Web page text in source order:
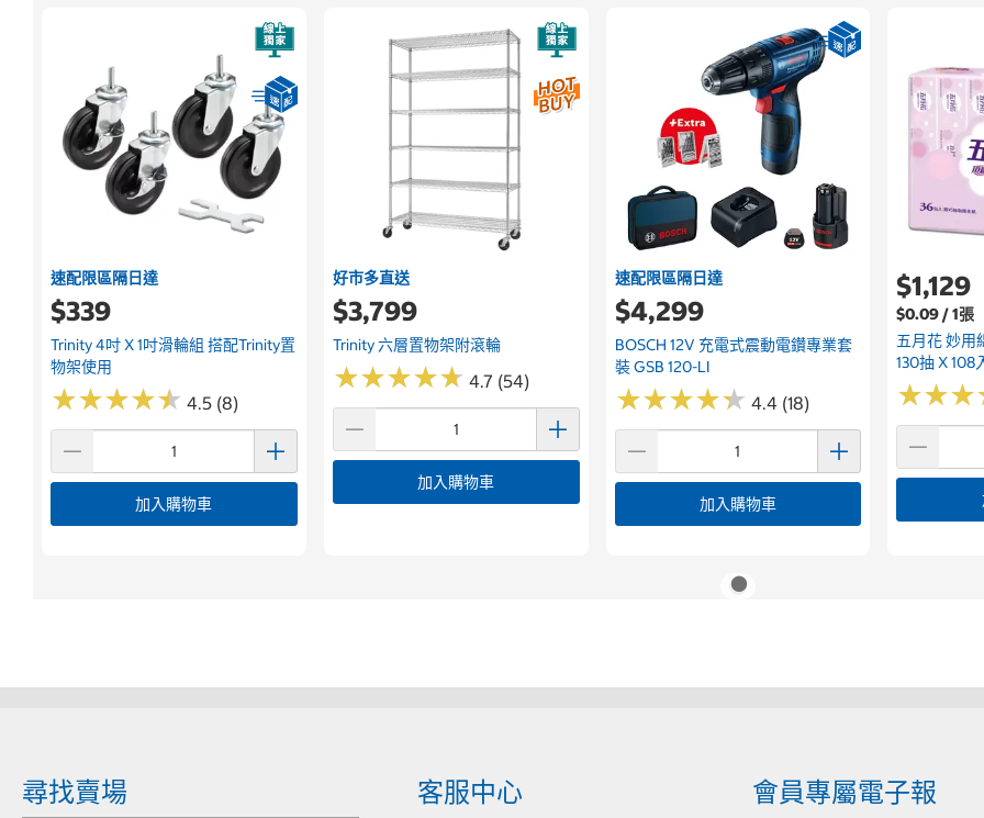
速配限區隔日達
$339
Trinity 4吋 X 1吋滑輪組 搭配Trinity置
物架使用
★★★★★
★★★★★ 4.5 (8)
加入購物車
好市多直送
$3,799
Trinity 六層置物架附滾輪
★★★★★
★★★★★ 4.7 (54)
加入購物車
速配限區隔日達
$4,299
BOSCH 12V 充電式震動電鑽專業套
裝 GSB 120-LI
★★★★★
★★★★★ 4.4 (18)
加入購物車
$1,129
$0.09 / 1張
五月花 妙用
130抽 X 108
★★★
★★★
尋找賣場 客服中心 會員專屬電子報